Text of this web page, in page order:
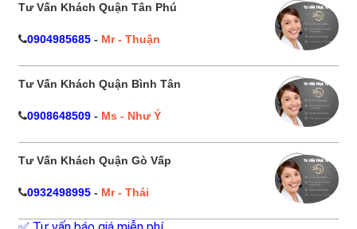
Tư Vấn Khách Quận Tân Phú
0904985685 - Mr - Thuận
Tư Vấn Khách Quận Bình Tân
0908648509 - Ms - Như Ý
Tư Vấn Khách Quận Gò Vấp
0932498995 - Mr - Thái